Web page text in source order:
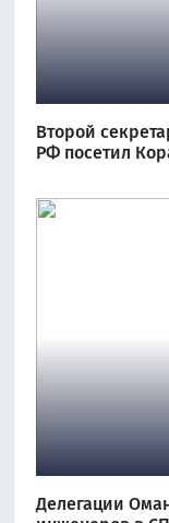
Второй
РФ посетил
Делегации